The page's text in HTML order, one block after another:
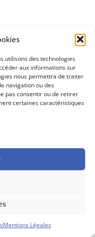
utilisons des technologies
aux informations sur
nous permettra de traiter
navigation ou des
pas consentir ou de retirer
certaines caractéristiques
Mentions Légales
Utiles est
Editions